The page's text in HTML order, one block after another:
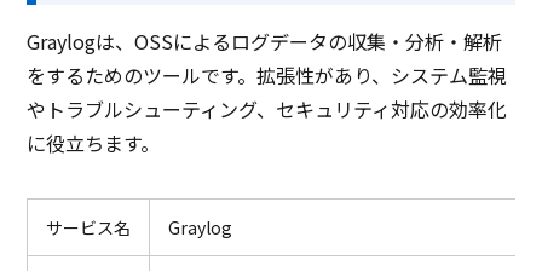
Graylogは、OSSによるログデータの収集・分析・解析
をするためのツールです。拡張性があり、システム監視
やトラブルシューティング、セキュリティ対応の効率化
に役立ちます。
サービス名 Graylog